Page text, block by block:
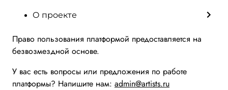
О проекте
Право пользования платформой предоставляется на
безвозмездной основе.
У вас есть вопросы или предложения по работе
платформы? Напишите нам: admin@artists.ru